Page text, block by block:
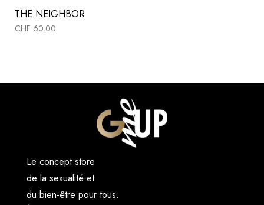
THE NEIGHBOR
CHF 60.00
Le concept store
de la sexualité et
du bien-être pour tous.